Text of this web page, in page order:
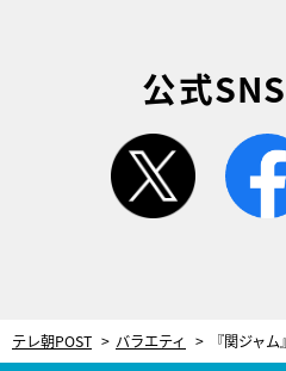
公式
twitter
テレ朝POST バラエティ